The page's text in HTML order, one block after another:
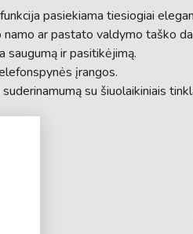
pasiekiama tiesiogiai
ar pastato valdymo taško
saugumą ir pasitikėjimą.
įrangos.
su šiuolaikiniais